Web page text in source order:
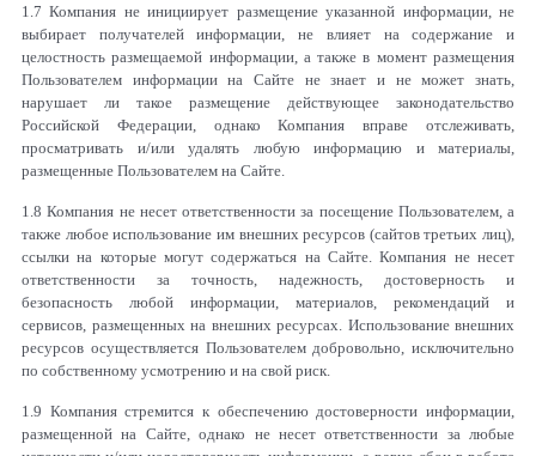
1.7 Компания не инициирует размещение указанной информации, не
выбирает получателей информации, не влияет на содержание и
целостность размещаемой информации, а также в момент размещения
Пользователем информации на Сайте не знает и не может знать,
нарушает ли такое размещение действующее законодательство
Российской Федерации, однако Компания вправе отслеживать,
просматривать и/или удалять любую информацию и материалы,
размещенные Пользователем на Сайте.
1.8 Компания не несет ответственности за посещение Пользователем, а
также любое использование им внешних ресурсов (сайтов третьих лиц),
ссылки на которые могут содержаться на Сайте. Компания не несет
ответственности за точность, надежность, достоверность и
безопасность любой информации, материалов, рекомендаций и
сервисов, размещенных на внешних ресурсах. Использование внешних
ресурсов осуществляется Пользователем добровольно, исключительно
по собственному усмотрению и на свой риск.
1.9 Компания стремится к обеспечению достоверности информации,
размещенной на Сайте, однако не несет ответственности за любые